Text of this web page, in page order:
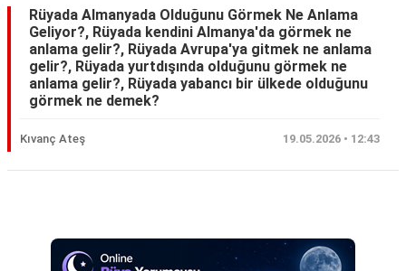
Düğün
Erkek
Eski
Rüyada Almanyada Olduğunu Görmek Ne Anlama
Geliyor?, Rüyada kendini Almanya'da görmek ne
anlama gelir?, Rüyada Avrupa'ya gitmek ne anlama
gelir?, Rüyada yurtdışında olduğunu görmek ne
anlama gelir?, Rüyada yabancı bir ülkede olduğunu
görmek ne demek?
Kıvanç Ateş 19.05.2026 • 12:43